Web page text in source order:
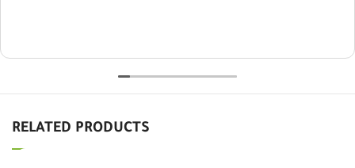
RELATED PRODUCTS